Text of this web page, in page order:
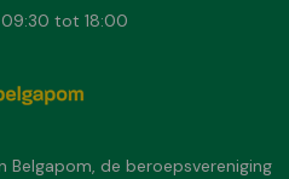
tot 18:00
Belgapom, de beroepsvereniging